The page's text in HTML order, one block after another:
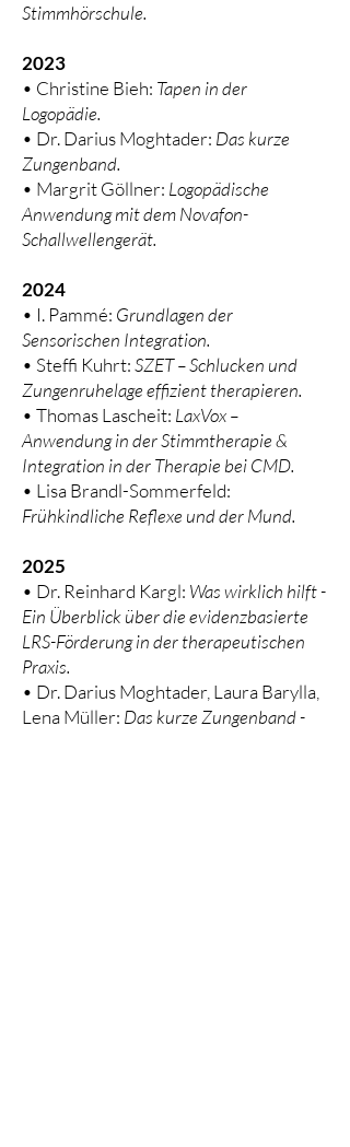
Stimmhörschule.
2023
• Christine Bieh: Tapen in der
Logopädie.
• Dr. Darius Moghtader: Das kurze
Zungenband.
• Margrit Göllner: Logopädische
Anwendung mit dem Novafon-
Schallwellengerät.
2024
• I. Pammé: Grundlagen der
Sensorischen Integration.
• Steffi Kuhrt:SZET – Schlucken und
Zungenruhelage effizient therapieren.
• Thomas Lascheit: LaxVox –
Anwendung in der Stimmtherapie &
Integration in der Therapie bei CMD.
• Lisa Brandl-Sommerfeld:
Frühkindliche Reflexe und der Mund.
2025
• Dr. Reinhard Kargl: Was wirklich hilft -
Ein Überblick über die evidenzbasierte
LRS-Förderung in der therapeutischen
Praxis.
• Dr. Darius Moghtader, Laura Barylla,
Lena Müller: Das kurze Zungenband -